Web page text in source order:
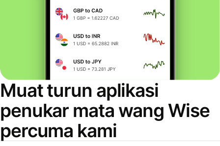
Muat turun aplikasi
penukar mata wang Wise
percuma kami